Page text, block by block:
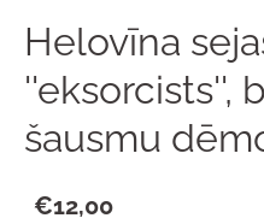
Helovīna
''eksorcists'',
šausmu
€12,00